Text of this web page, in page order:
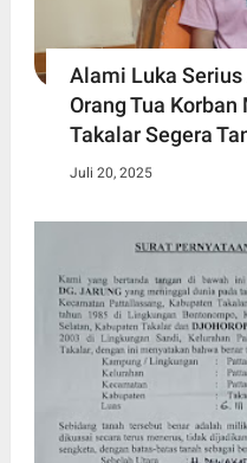
Alami Luka
Orang Tua
Takalar Segera
Juli 20, 2025